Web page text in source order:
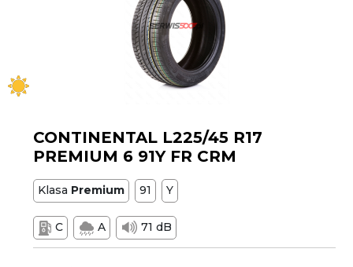
CONTINENTAL L225/45 R17
PREMIUM 6 91Y FR CRM
Klasa Premium 91 Y
C A 71 dB